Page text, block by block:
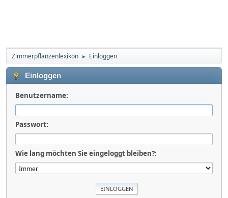
Zimmerpflanzenlexikon ► Einloggen
Einloggen
Benutzername:
Passwort:
Wie lang möchten Sie eingeloggt bleiben?: